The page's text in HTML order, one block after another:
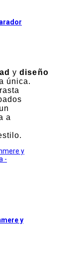
ydiseño
única.
a
y